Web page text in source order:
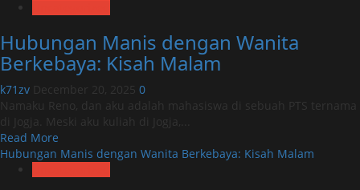
Manis
dengan
Wanita
Berkebaya:
Kisah
Malam
Hubungan Manis dengan Wanita
Berkebaya: Kisah Malam
k71zv December 20, 2025 0
Namaku Reno, dan aku adalah mahasiswa di sebuah PTS ternama
di Jogja. Meski aku kuliah di Jogja,...
Read More
more
Hubungan Manis dengan Wanita Berkebaya: Kisah Malam